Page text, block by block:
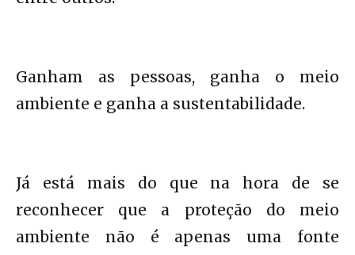
Ganham as pessoas, ganha o meio
ambiente e ganha a sustentabilidade.
Já está mais do que na hora de se
reconhecer que a proteção do meio
ambiente não é apenas uma fonte